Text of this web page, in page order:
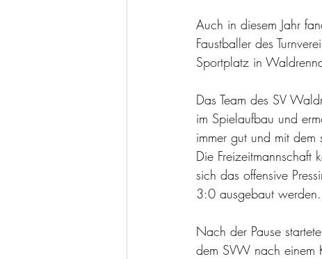
Auch in diesem Jahr
Faustballer des
Sportplatz in
Das Team des SV
im Spielaufbau und
immer gut und mit dem
Die
sich das offensive
3:0 ausgebaut werden.
Nach der Pause
dem SVW nach einem